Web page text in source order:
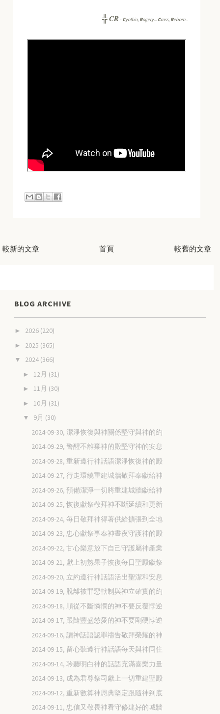
╬CR -Cynthia, Rogery... Cross, Reborn...
較新的文章 較舊的文章
首頁
BLOG ARCHIVE
► 2026 (220)
► 2025 (365)
▼ 2024 (366)
► 12月 (31)
► 11月 (30)
► 10月 (31)
▼ 9月 (30)
2024-09-30, 潔淨恢復與神關係堅守與神的約
2024-09-29, 警醒不離棄神的殿堅守神的安息
2024-09-28, 重新遵行神話語潔淨恢復神的殿
2024-09-27, 行走環繞重建城牆敬拜奉獻給神
2024-09-26, 預備潔淨一切將重建城牆獻給神
2024-09-25, 恢復獻祭敬拜神不斷延續和更新
2024-09-24, 每日敬拜神得著供給擴張到全地
2024-09-23, 忠心獻祭事奉神晝夜守護神的殿
2024-09-22, 甘心樂意放下自己守護屬神產業
2024-09-21, 獻上初熟果子恢復每日聖殿獻祭
2024-09-20, 立約遵行神話語活出聖潔和安息
2024-09-19, 脫離被罪惡轄制與神立確實的約
2024-09-18, 順從不斷憐憫的神不要反覆悖逆
2024-09-17, 跟隨豐盛慈愛的神不要剛硬悖逆
2024-09-16, 讀神話語認罪禱告敬拜榮耀的神
2024-09-15, 留心聽遵行神話語每天與神同住
2024-09-14, 聆聽明白神的話語充滿喜樂力量
2024-09-13, 成為君尊祭司獻上一切重建聖殿
2024-09-12, 重新數算神恩典堅定跟隨神到底
2024-09-11, 忠信又敬畏神看守修建好的城牆